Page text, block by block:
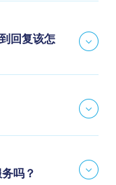
回复该怎
吗？